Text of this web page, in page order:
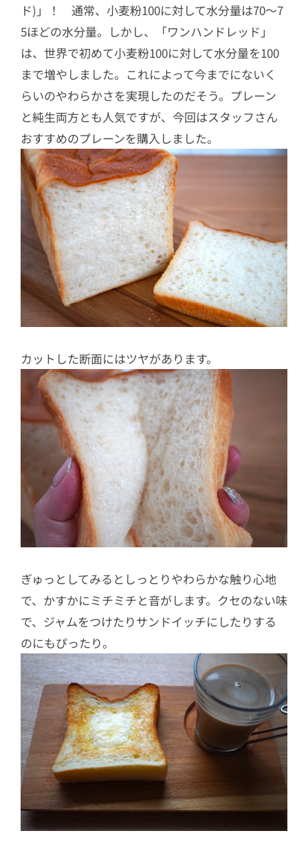
ド)」！ 通常、小麦粉100に対して水分量は70～7
5ほどの水分量。しかし、「ワンハンドレッド」
は、世界で初めて小麦粉100に対して水分量を100
まで増やしました。これによって今までにないく
らいのやわらかさを実現したのだそう。プレーン
と純生両方とも人気ですが、今回はスタッフさん
おすすめのプレーンを購入しました。
カットした断面にはツヤがあります。
ぎゅっとしてみるとしっとりやわらかな触り心地
で、かすかにミチミチと音がします。クセのない味
で、ジャムをつけたりサンドイッチにしたりする
のにもぴったり。